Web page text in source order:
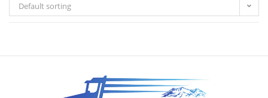
Default sorting